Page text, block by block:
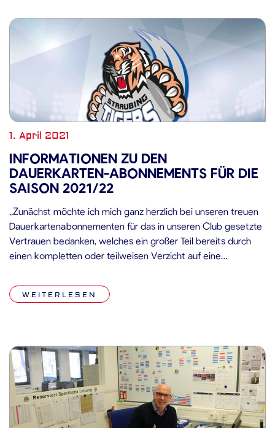
1. April 2021
INFORMATIONEN ZU DEN
DAUERKARTEN-ABONNEMENTS FÜR DIE
SAISON 2021/22
„Zunächst möchte ich mich ganz herzlich bei unseren treuen
Dauerkartenabonnementen für das in unseren Club gesetzte
Vertrauen bedanken, welches ein großer Teil bereits durch
einen kompletten oder teilweisen Verzicht auf eine
Dauerkarten der Saison 2020/21 gezeigt hat. Dies wollen wir
würdigen und unseren Fans etwas zurückgeben. Daher hat […]
WEITERLESEN